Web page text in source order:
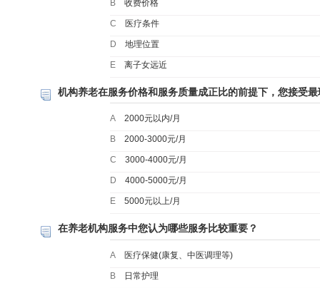
B 收费价格
C 医疗条件
D 地理位置
E 离子女远近
机构养老在服务价格和服务质量成正比的前提下，您接受
A 2000元以内/月
B 2000-3000元/月
C 3000-4000元/月
D 4000-5000元/月
E 5000元以上/月
在养老机构服务中您认为哪些服务比较重要？
A 医疗保健(康复、中医调理等)
B 日常护理